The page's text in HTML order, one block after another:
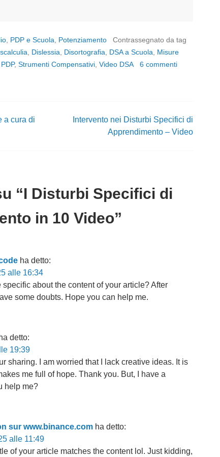
, PDP e Scuola, Potenziamento
Contrassegnato da tag
, Dislessia, Disortografia, DSA a Scuola, Misure
PDP, Strumenti Compensativi, Video DSA 6 commenti
a cura di
Intervento nei Disturbi Specifici di
Apprendimento – Video
“I Disturbi Specifici di
in 10 Video”
ha detto:
alle 16:34
about the content of your article? After
some doubts. Hope you can help me.
ha detto:
19:39
sharing. I am worried that I lack creative ideas. It is
me full of hope. Thank you. But, I have a
help me?
sur www.binance.com ha detto:
alle 11:49
of your article matches the content lol. Just kidding,